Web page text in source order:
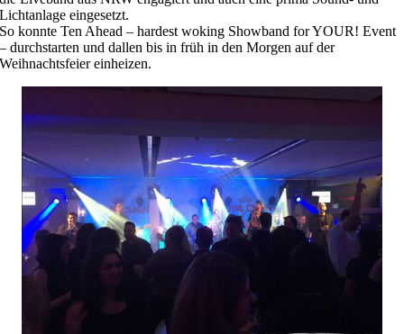
Lichtanlage eingesetzt.
So konnte Ten Ahead – hardest woking Showband for YOUR! Event
– durchstarten und dallen bis in früh in den Morgen auf der
Weihnachtsfeier einheizen.